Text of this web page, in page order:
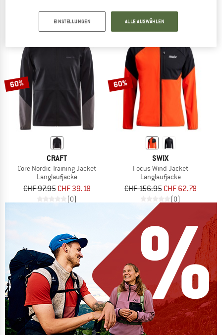
4,0 (1)
60%
CRAFT
Core Nordic Training Jacket
Langlaufjacke
CHF 97.95 CHF 39.18
(0)
60%
SWIX
Focus Wind Jacket
Langlaufjacke
CHF 156.95 CHF 62.78
(0)
EINSTELLUNGEN ALLE AUSWÄHLEN